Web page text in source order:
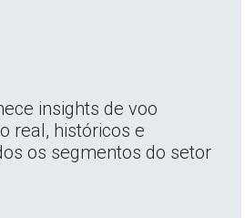
insights de voo
real, históricos e
os segmentos do setor